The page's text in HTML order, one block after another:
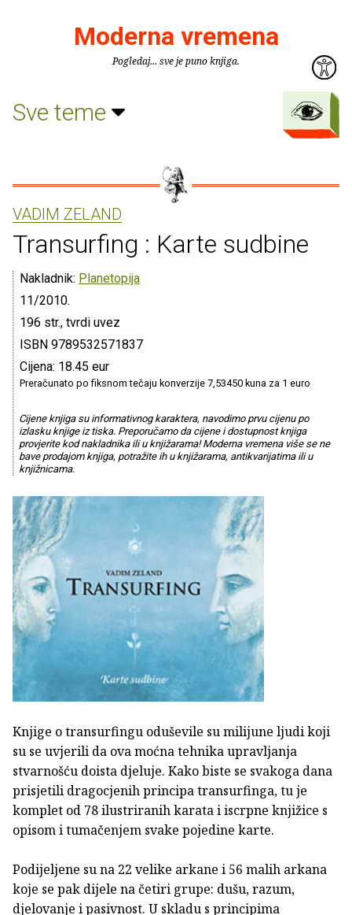
Moderna vremena
Pogledaj... sve je puno knjiga.
Sve teme
VADIM ZELAND
Transurfing : Karte sudbine
Nakladnik: Planetopija
11/2010.
196 str., tvrdi uvez
ISBN 9789532571837
Cijena: 18.45 eur
Preračunato po fiksnom tečaju konverzije 7,53450 kuna za 1 euro
Cijene knjiga su informativnog karaktera, navodimo prvu cijenu po
izlasku knjige iz tiska. Preporučamo da cijene i dostupnost knjiga
provjerite kod nakladnika ili u knjižarama! Moderna vremena više se ne
bave prodajom knjiga, potražite ih u knjižarama, antikvarijatima ili u
knjižnicama.
Knjige o transurfingu oduševile su milijune ljudi koji
su se uvjerili da ova moćna tehnika upravljanja
stvarnošću doista djeluje. Kako biste se svakoga dana
prisjetili dragocjenih principa transurfinga, tu je
komplet od 78 ilustriranih karata i iscrpne knjižice s
opisom i tumačenjem svake pojedine karte.
Podijeljene su na 22 velike arkane i 56 malih arkana
koje se pak dijele na četiri grupe: dušu, razum,
djelovanje i pasivnost. U skladu s principima